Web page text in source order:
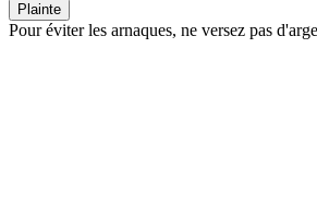
Plainte
Pour éviter les arnaques, ne versez pas